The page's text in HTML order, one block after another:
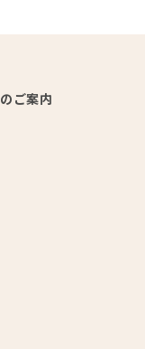
のご案内